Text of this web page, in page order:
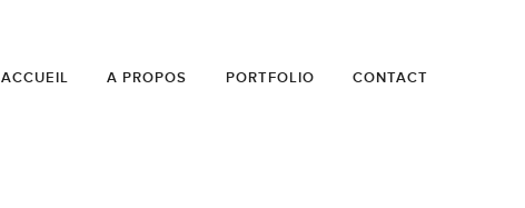
ACCUEIL A PROPOS PORTFOLIO CONTACT